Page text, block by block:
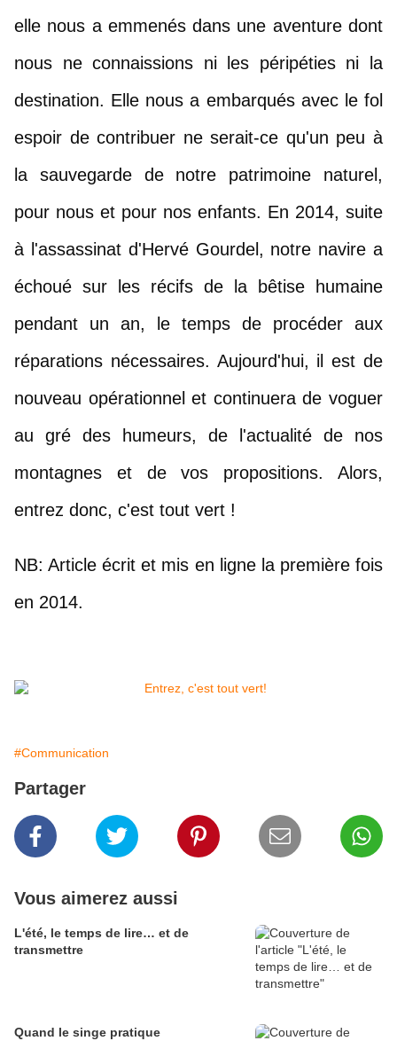
elle nous a emmenés dans une aventure dont
nous ne connaissions ni les péripéties ni la
destination. Elle nous a embarqués avec le fol
espoir de contribuer ne serait-ce qu'un peu à
la sauvegarde de notre patrimoine naturel,
pour nous et pour nos enfants. En 2014, suite
à l'assassinat d'Hervé Gourdel, notre navire a
échoué sur les récifs de la bêtise humaine
pendant un an, le temps de procéder aux
réparations nécessaires. Aujourd'hui, il est de
nouveau opérationnel et continuera de voguer
au gré des humeurs, de l'actualité de nos
montagnes et de vos propositions. Alors,
entrez donc, c'est tout vert !
NB: Article écrit et mis en ligne la première fois
en 2014.
#Communication
Partager
Vous aimerez aussi
L'été, le temps de lire… et de
transmettre
Quand le singe pratique